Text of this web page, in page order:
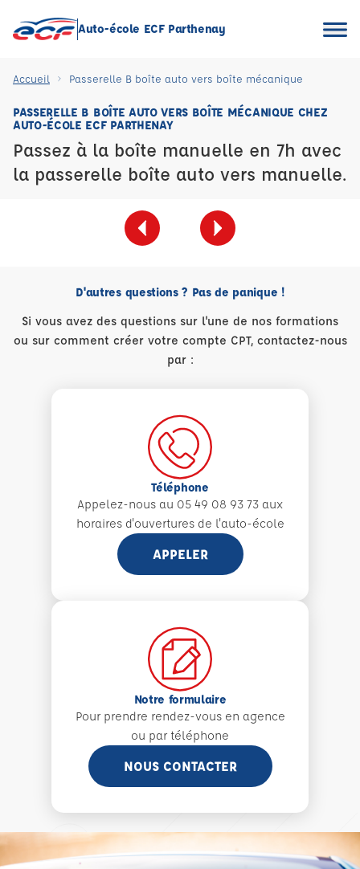
Auto-école ECF Parthenay
Accueil Passerelle B boîte auto vers boîte mécanique
PASSERELLE B BOÎTE AUTO VERS BOÎTE MÉCANIQUE CHEZ
AUTO-ÉCOLE ECF PARTHENAY
Passez à la boîte manuelle en 7h avec
la passerelle boîte auto vers manuelle.
D'autres questions ? Pas de panique !
Si vous avez des questions sur l'une de nos formations
ou sur comment créer votre compte CPT, contactez-nous
par :
Téléphone
Appelez-nous au 05 49 08 93 73 aux
horaires d'ouvertures de l'auto-école
APPELER
Notre formulaire
Pour prendre rendez-vous en agence
ou par téléphone
NOUS CONTACTER